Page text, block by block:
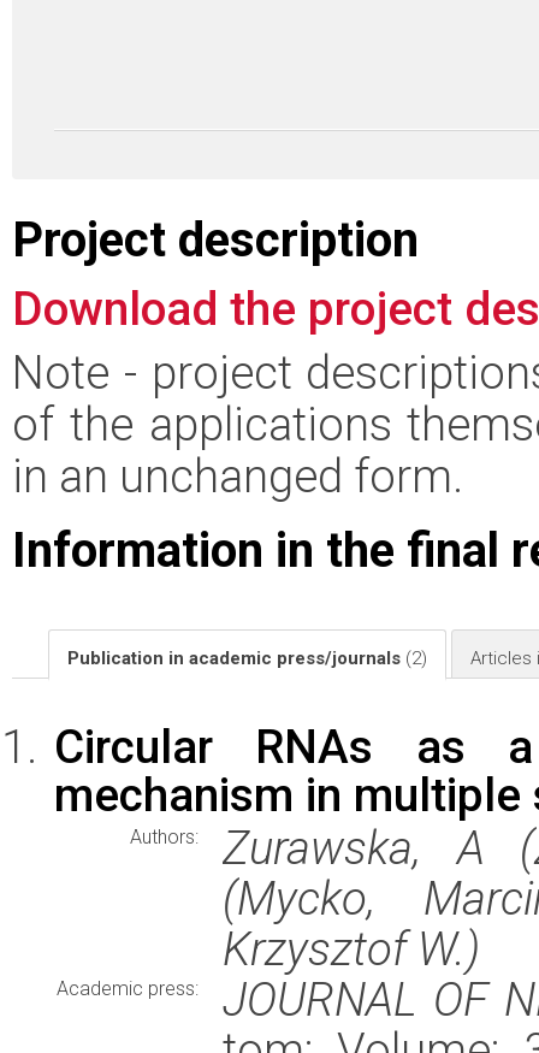
Project description
Download the project
Note - project
of the applications
in an unchanged form.
Information in the final
Publication in academic press/journals (2) Articles
Circular RNAs as
mechanism in multiple
Authors:
Zurawska, A
(Mycko,
Krzysztof W.)
Academic press:
JOURNAL OF